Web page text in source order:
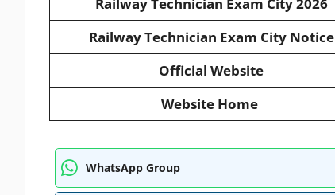
Railway Technician Exam City 2026
Railway Technician Exam City Notice
Official Website
Website Home
WhatsApp Group